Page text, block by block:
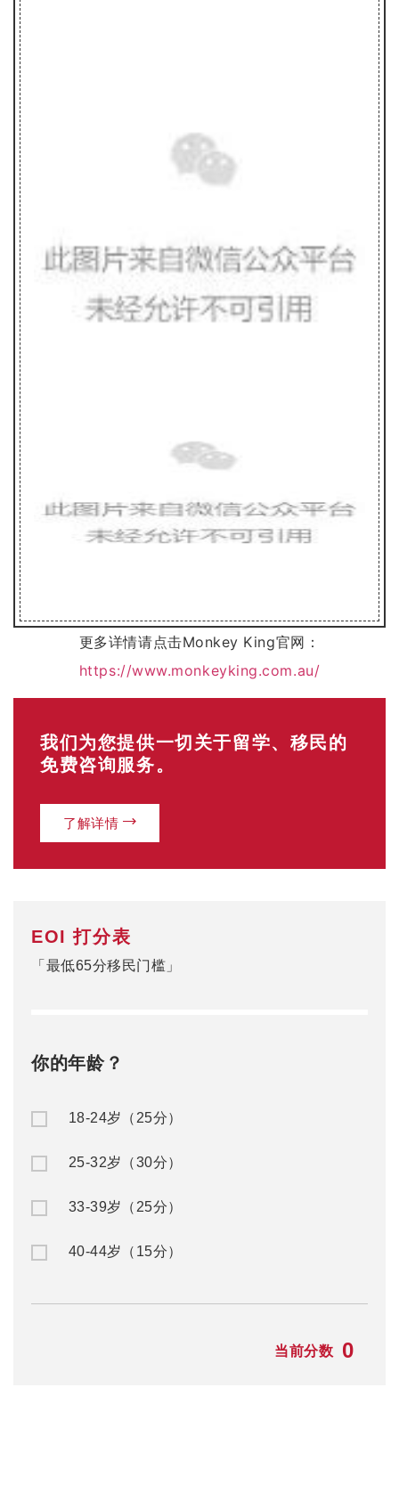
更多详情请点击Monkey King官网：
https://www.monkeyking.com.au/
我们为您提供一切关于留学、移民的
免费咨询服务。
了解详情
EOI 打分表
「最低65分移民门槛」
你的年龄？
18-24岁（25分）
25-32岁（30分）
33-39岁（25分）
40-44岁（15分）
当前分数 0